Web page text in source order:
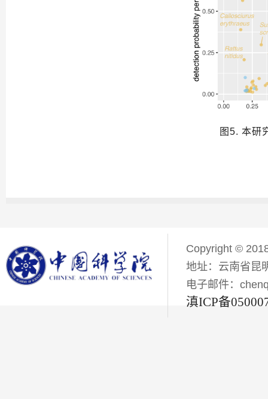
图5. 本研
Copyright ©
地址：云南省昆
电子邮件：
滇ICP备